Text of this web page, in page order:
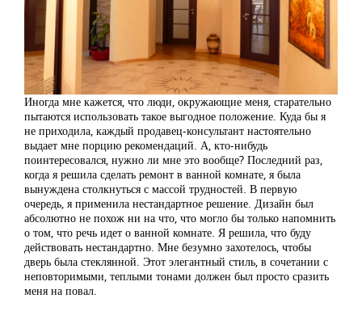
Иногда мне кажется, что люди, окружающие меня, старательно
пытаются использовать такое выгодное положение. Куда бы я
не приходила, каждый продавец-консультант настоятельно
выдает мне порцию рекомендаций. А, кто-нибудь
поинтересовался, нужно ли мне это вообще? Последний раз,
когда я решила сделать ремонт в ванной комнате, я была
вынуждена столкнуться с массой трудностей. В первую
очередь, я применила нестандартное решение. Дизайн был
абсолютно не похож ни на что, что могло бы только напомнить
о том, что речь идет о ванной комнате. Я решила, что буду
действовать нестандартно. Мне безумно захотелось, чтобы
дверь была стеклянной. Этот элегантный стиль, в сочетании с
неповторимыми, теплыми тонами должен был просто сразить
меня на повал.